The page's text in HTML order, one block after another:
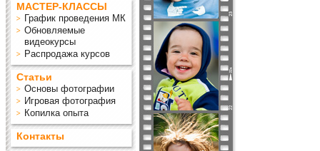
МАСТЕР-КЛАССЫ
График проведения МК
Обновляемые
видеокурсы
Распродажа курсов
Статьи
Основы фотографии
Игровая фотография
Копилка опыта
Контакты